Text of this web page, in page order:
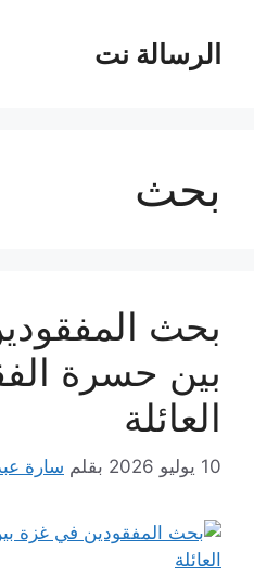
المحتوىالرسالة نت
بحث
بحث
بين حسرة
العائلة
10 يوليو 2026 بقلم سارة